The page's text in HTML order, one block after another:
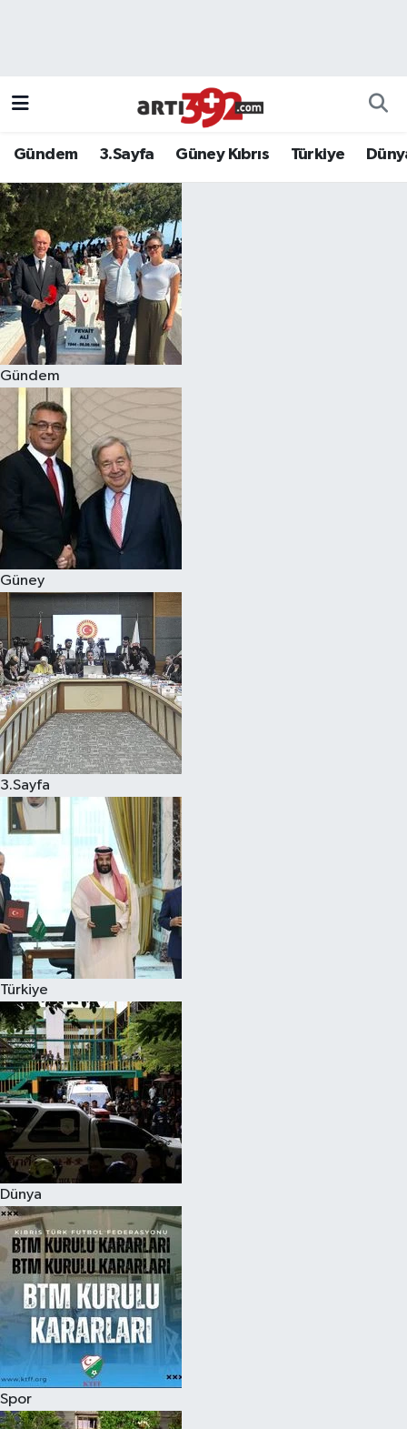
Gündem 3.Sayfa Güney Kıbrıs Türkiye
Gündem
Güney
3.Sayfa
Türkiye
Dünya
Spor